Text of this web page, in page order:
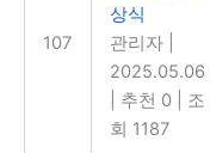
107
상식
관리자
2025.05.06
추천 0
조
회 1187